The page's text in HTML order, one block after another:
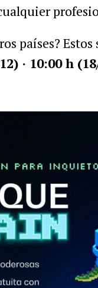
países?
· 10:00 h